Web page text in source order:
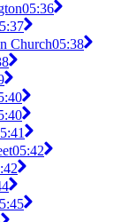
05:36
Church05:38
05:42